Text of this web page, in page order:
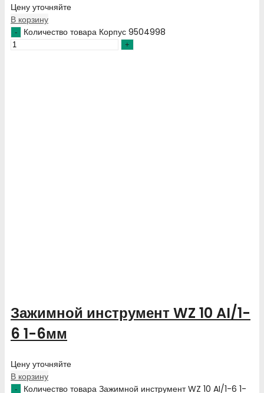
Цену уточняйте
В корзину
Количество товара Корпус 9504998
Зажимной инструмент WZ 10 AI/1-
6 1-6мм
Цену уточняйте
В корзину
Количество товара Зажимной инструмент WZ 10 AI/1-6 1-